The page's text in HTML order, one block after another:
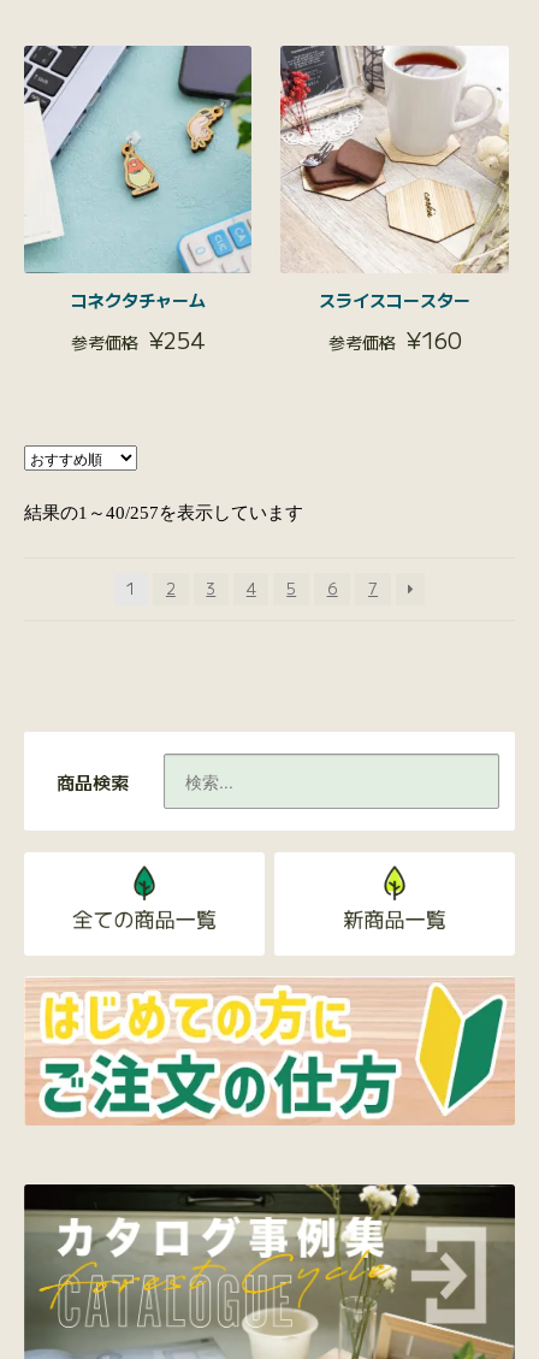
コネクタチャーム
¥254
スライスコースター
¥160
結果の1～40/257を表示しています
1 2 3 4 5 6 7
商品検索